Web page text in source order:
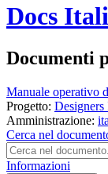
Docs
Documenti
Manuale operativo
Progetto: Designers
Amministrazione:
Cerca nel
Informazioni